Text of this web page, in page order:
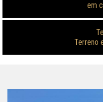
em
Terreno